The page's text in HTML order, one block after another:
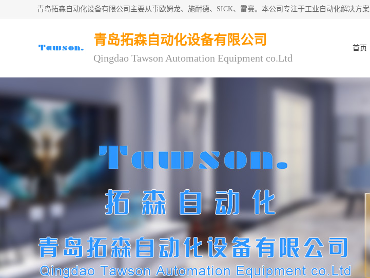
青岛拓森自动化设备有限公司主要从事欧姆龙、施耐德、SICK、雷赛。本公司专注于工业自动化解决方案
青岛拓森自动化设备有限公司
Qingdao Tawson Automation Equipment co.Ltd
首页